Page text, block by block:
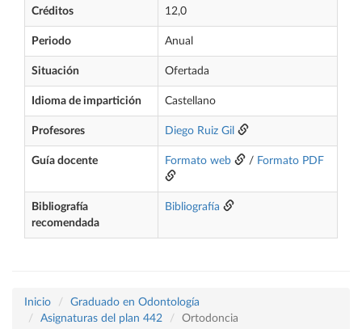
Créditos 12,0
Periodo Anual
Situación Ofertada
Idioma de impartición Castellano
Profesores Diego Ruiz Gil
Guía docente Formato web / Formato PDF
Bibliografía
recomendada
Bibliografía
Inicio
Graduado en Odontología
Asignaturas del plan 442
Ortodoncia